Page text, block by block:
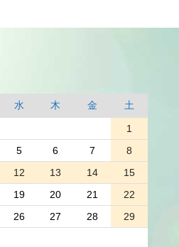
水 木 金 土
1
5 6 7
8
12 13 14
15
19 20 21
22
26 27 28
29